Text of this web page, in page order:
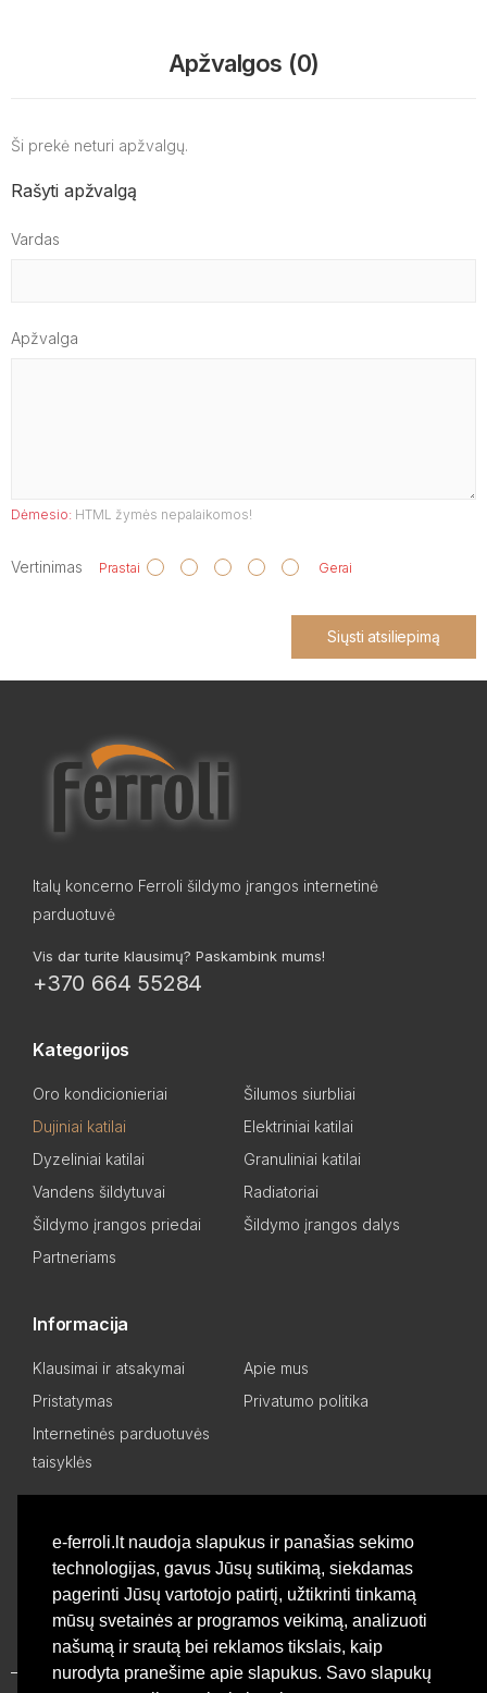
e-ferroli.lt naudoja slapukus ir panašias sekimo
technologijas, gavus Jūsų sutikimą, siekdamas
pagerinti Jūsų vartotojo patirtį, užtikrinti tinkamą
mūsų svetainės ar programos veikimą, analizuoti
našumą ir srautą bei reklamos tikslais, kaip
nurodyta pranešime apie slapukus. Savo slapukų
Apžvalgos (0)
Ši prekė neturi apžvalgų.
Rašyti apžvalgą
Vardas
Apžvalga
Dėmesio: HTML žymės nepalaikomos!
Vertinimas Prastai Gerai
Siųsti atsiliepimą
Italų koncerno Ferroli šildymo įrangos internetinė
parduotuvė
Vis dar turite klausimų? Paskambink mums!
+370 664 55284
Kategorijos
Oro kondicionieriai
Šilumos siurbliai
Dujiniai katilai
Elektriniai katilai
Dyzeliniai katilai
Granuliniai katilai
Vandens šildytuvai
Radiatoriai
Šildymo įrangos priedai
Šildymo įrangos dalys
Partneriams
Informacija
Klausimai ir atsakymai
Apie mus
Pristatymas
Privatumo politika
Internetinės parduotuvės
taisyklės
Asmeninis kabinetas
Pageidavimų sąrašas
Palyginti produktus
Basket